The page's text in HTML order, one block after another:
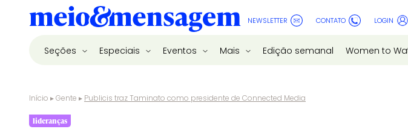
NEWSLETTER CONTATO LOGIN
Seções Especiais Eventos Mais Edição semanal Women to
Início ▸Gente ▸ Publicis traz Taminato como presidente de Connected Media
lideranças